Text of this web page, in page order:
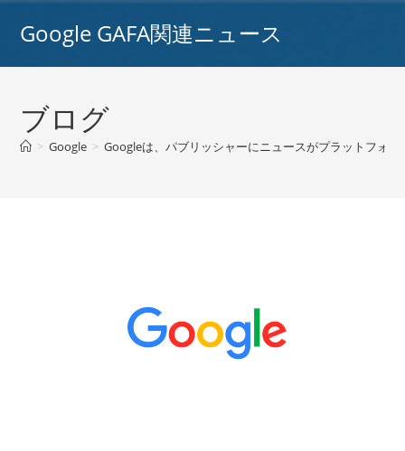
Google GAFA関連ニュース
ブログ
> Google > Googleは、パブリッシャーにニュースがプラットフォ